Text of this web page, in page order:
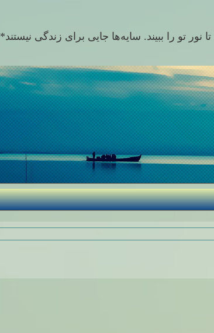
نور تو را ببیند. سایه‌ها جایی برای زندگی نیستند*